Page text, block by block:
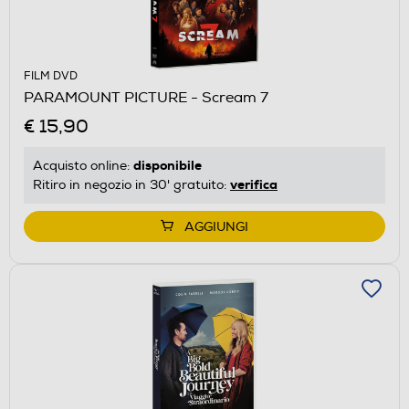
FILM DVD
PARAMOUNT PICTURE - Scream 7
€ 15,90
Acquisto online: disponibile
Ritiro in negozio in 30' gratuito: verifica
AGGIUNGI